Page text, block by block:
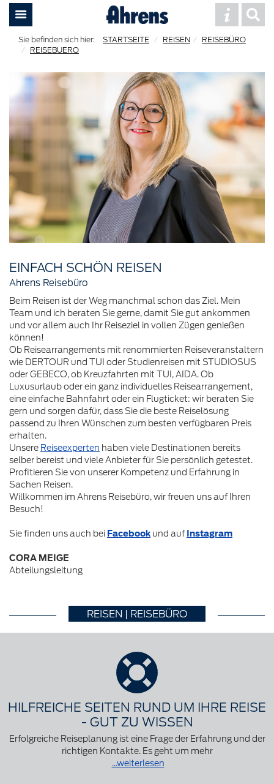
STARTSEITE REISEN
REISEBÜRO
REISEBUERO
EINFACH SCHÖN REISEN
Ahrens Reisebüro
Beim Reisen ist der Weg manchmal schon das Ziel. Mein
Team und ich beraten Sie gerne, damit Sie gut ankommen
und vor allem auch Ihr Reiseziel in vollen Zügen genießen
können!
Ob Reisearrangements mit renommierten Reiseveranstaltern
wie DERTOUR und TUI oder Studienreisen mit STUDIOSUS
oder GEBECO, ob Kreuzfahrten mit TUI, AIDA. Ob
Luxusurlaub oder ein ganz individuelles Reisearrangement,
eine einfache Bahnfahrt oder ein Flugticket: wir beraten Sie
gern und sorgen dafür, dass Sie die beste Reiselösung
passend zu Ihren Wünschen zum besten verfügbaren Preis
erhalten.
Unsere Reiseexperten haben viele Destinationen bereits
selber bereist und viele Anbieter für Sie persönlich getestet.
Profitieren Sie von unserer Kompetenz und Erfahrung in
Sachen Reisen.
Willkommen im Ahrens Reisebüro, wir freuen uns auf Ihren
Besuch!
Sie finden uns auch bei Facebookund auf Instagram
CORA MEIGE
Abteilungsleitung
REISEN | REISEBÜRO
HILFREICHE SEITEN RUND UM IHRE REISE
- GUT ZU WISSEN
Erfolgreiche Reiseplanung ist eine Frage der Erfahrung und der
richtigen Kontakte. Es geht um mehr
...weiterlesen